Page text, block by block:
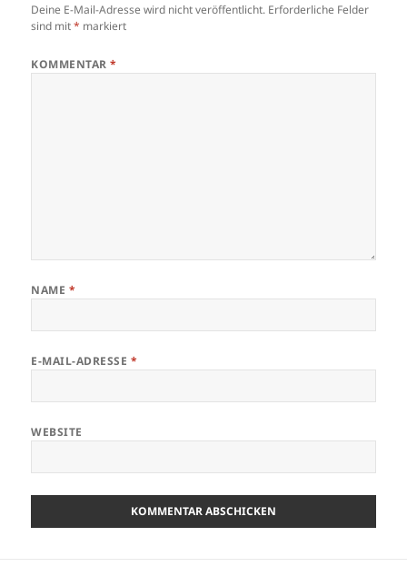
Deine E-Mail-Adresse wird nicht veröffentlicht. Erforderliche Felder
sind mit* markiert
KOMMENTAR*
NAME *
E-MAIL-ADRESSE *
WEBSITE